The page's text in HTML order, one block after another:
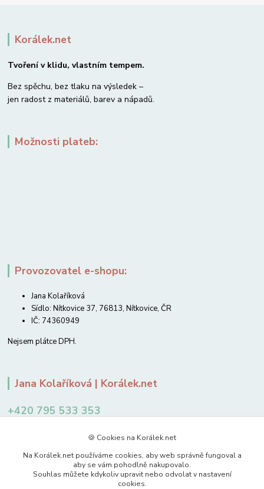
Korálek.net
Tvoření v klidu, vlastním tempem.
Bez spěchu, bez tlaku na výsledek –
jen radost z materiálů, barev a nápadů.
Možnosti plateb:
Provozovatel e-shopu:
Jana Kolaříková
Sídlo: Nítkovice 37, 76813, Nítkovice, ČR
IČ: 74360949
Nejsem plátce DPH.
Jana Kolaříková | Korálek.net
+420 795 533 353
🍪 Cookies na Korálek.net
Na Korálek.net používáme cookies, aby web správně fungoval a
aby se vám pohodlně nakupovalo.
Souhlas můžete kdykoliv upravit nebo odvolat v nastavení
cookies.